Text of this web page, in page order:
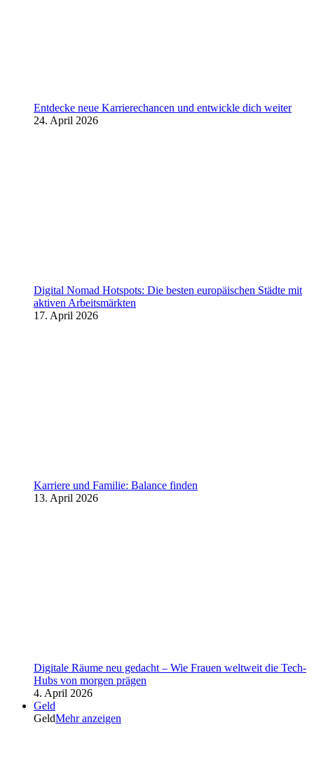
Entdecke neue Karrierechancen und entwickle dich weiter
24. April 2026
Digital Nomad Hotspots: Die besten europäischen Städte mit
aktiven Arbeitsmärkten
17. April 2026
Karriere und Familie: Balance finden
13. April 2026
Digitale Räume neu gedacht – Wie Frauen weltweit die Tech-
Hubs von morgen prägen
4. April 2026
Geld
GeldMehr anzeigen